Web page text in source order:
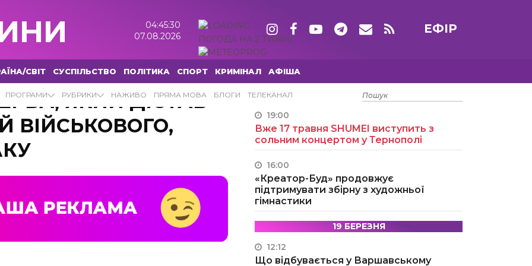
04:45:32
07.08.2026
ПОГОДА НА 2 ТИЖНІ
ЕФІР
СВІТ СУСПІЛЬСТВО ПОЛІТИКА СПОРТ КРИМІНАЛ АФІША
ПРОГРАМИ РУБРИКИ НАЖИВО ПРЯМА МОВА БЛОГИ ТЕЛЕКАНАЛ
ЯКИЙ ДІСТАВ
ВІЙСЬКОВОГО,
15 ТРАВНЯ
19:00
Вже 17 травня SHUMEI виступить з
сольним концертом у Тернополі
16:00
«Креатор-Буд» продовжує
підтримувати збірну з художньої
гімнастики
19 БЕРЕЗНЯ
12:12
Що відбувається у Варшавському